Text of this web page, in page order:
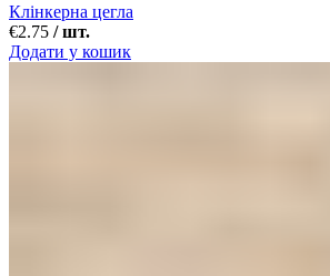
Клінкерна цегла
€2.75 / шт.
Додати у кошик